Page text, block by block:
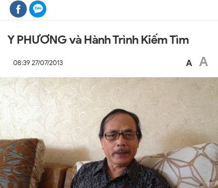
Y PHƯƠNG và Hành Trình Kiếm Tìm
08:39 27/07/2013 A A